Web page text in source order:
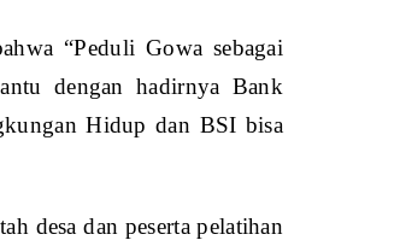
“Peduli Gowa sebagai
dengan hadirnya Bank
Hidup dan BSI bisa
desa dan peserta pelatihan